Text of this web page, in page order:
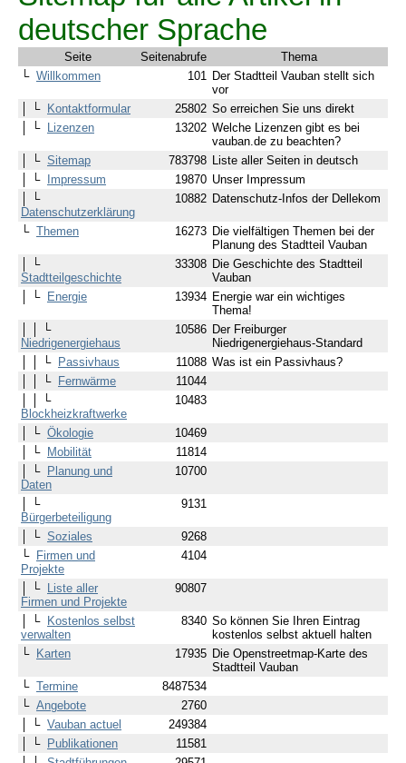
deutscher Sprache
Seite Seitenabrufe
Thema
└ Willkommen 101
Der Stadtteil Vauban stellt sich
vor
│ └ Kontaktformular 25802 So erreichen Sie uns direkt
│ └
Lizenzen 13202 Welche Lizenzen gibt es bei
vauban.de zu beachten?
│ └ Sitemap 783798
Liste aller Seiten in deutsch
│ └
Impressum 19870 Unser Impressum
│ └
Datenschutzerklärung
10882 Datenschutz-Infos der Dellekom
└ Themen 16273 Die vielfältigen Themen bei der
Planung des Stadtteil Vauban
│ └
Stadtteilgeschichte
33308 Die Geschichte des Stadtteil
Vauban
│ └ Energie 13934 Energie war ein wichtiges
Thema!
│ │ └
Niedrigenergiehaus
10586 Der Freiburger
Niedrigenergiehaus-Standard
│ │ └ Passivhaus 11088 Was ist ein Passivhaus?
│ │ └ Fernwärme
11044
│ │ └
Blockheizkraftwerke
10483
│ └ Ökologie
10469
│ └ Mobilität
11814
│ └ Planung und
Daten
10700
│ └
Bürgerbeteiligung
9131
│ └ Soziales
9268
└ Firmen und
Projekte
4104
│ └
Liste aller
Firmen und Projekte
90807
│ └ Kostenlos selbst
verwalten
8340 So können Sie Ihren Eintrag
kostenlos selbst aktuell halten
└ Karten 17935 Die Openstreetmap-Karte des
Stadtteil Vauban
└ Termine
8487534
└ Angebote
2760
│ └ Vauban actuel
249384
│ └ Publikationen
11581